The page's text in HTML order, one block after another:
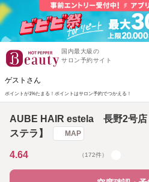
国内最大級の
サロン予約サイト
ゲストさん
ポイントが1%たまる！ ポイントはサロン予約でつかえる！
AUBE HAIR estela 長野2号店
ステラ】
MAP
4.64 （172件）